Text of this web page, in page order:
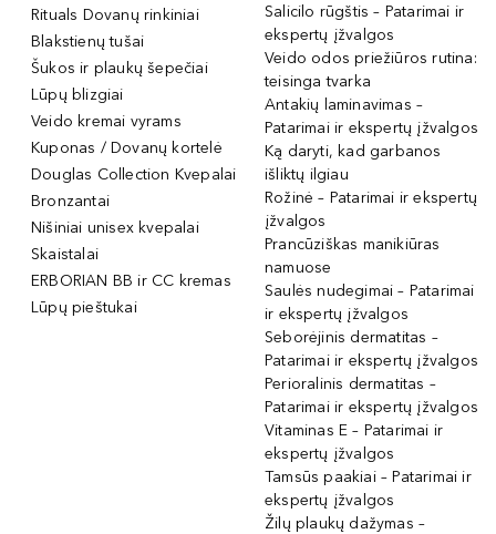
Rituals Dovanų rinkiniai
Blakstienų tušai
Šukos ir plaukų šepečiai
Lūpų blizgiai
Veido kremai vyrams
Kuponas / Dovanų kortelė
Douglas Collection Kvepalai
Bronzantai
Nišiniai unisex kvepalai
Skaistalai
ERBORIAN BB ir CC kremas
Lūpų pieštukai
Salicilo rūgštis – Patarimai ir
ekspertų įžvalgos
Veido odos priežiūros rutina:
teisinga tvarka
Antakių laminavimas –
Patarimai ir ekspertų įžvalgos
Ką daryti, kad garbanos
išliktų ilgiau
Rožinė – Patarimai ir ekspertų
įžvalgos
Prancūziškas manikiūras
namuose
Saulės nudegimai – Patarimai
ir ekspertų įžvalgos
Seborėjinis dermatitas –
Patarimai ir ekspertų įžvalgos
Perioralinis dermatitas –
Patarimai ir ekspertų įžvalgos
Vitaminas E – Patarimai ir
ekspertų įžvalgos
Tamsūs paakiai – Patarimai ir
ekspertų įžvalgos
Žilų plaukų dažymas –